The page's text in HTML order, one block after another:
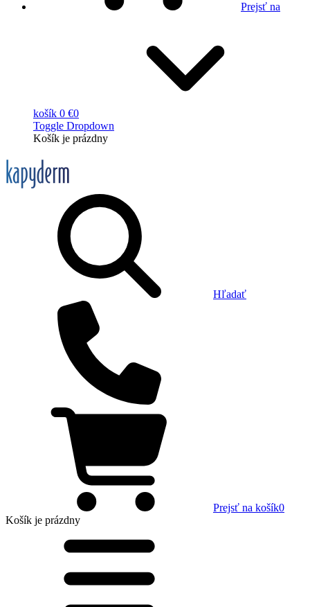
Prejsť na
košík 0 €0
Toggle Dropdown
Košík je prázdny
Hľadať
Prejsť na košík0
Košík je prázdny